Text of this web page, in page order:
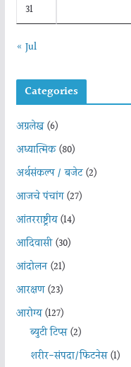
31
« Jul
Categories
अग्रलेख(6)
अध्यात्मिक(80)
अर्थसंकल्प / बजेट(2)
आजचे पंचांग(27)
आंतरराष्ट्रीय(14)
आदिवासी(30)
आंदोलन(21)
आरक्षण(23)
आरोग्य(127)
ब्युटी टिप्स(2)
शरीर-संपदा/फिटनेस(1)